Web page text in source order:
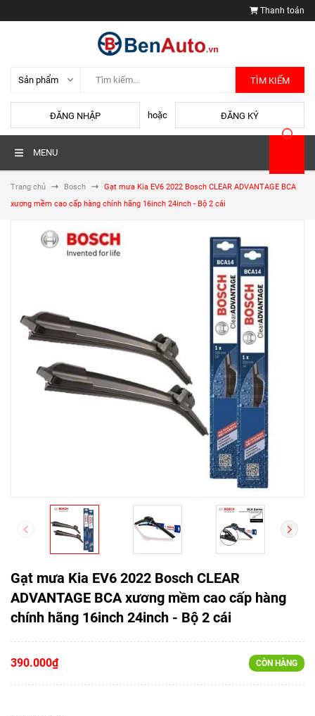
Thanh toán
TÌM KIẾM
ĐĂNG NHẬP hoặc ĐĂNG KÝ
MENU
Trang chủ Bosch
Gạt mưa Kia EV6 2022 Bosch CLEAR ADVANTAGE BCA
xương mềm cao cấp hàng chính hãng 16inch 24inch - Bộ 2 cái
Gạt mưa Kia EV6 2022 Bosch CLEAR
ADVANTAGE BCA xương mềm cao cấp hàng
chính hãng 16inch 24inch - Bộ 2 cái
390.000₫ CÒN HÀNG